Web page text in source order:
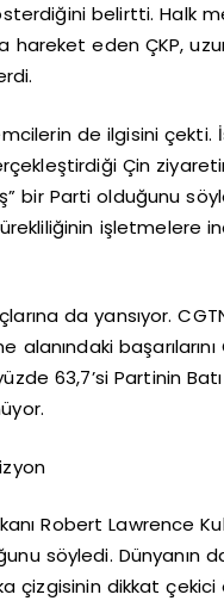
belirtti. Halk
eden ÇKP,
de ilgisini
Çin
bir Parti olduğunu
işletmelere
da yansıyor.
alanındaki
63,7’si Partinin
Robert Lawrence
söyledi. Dünyanın
çizgisinin dikkat çekici